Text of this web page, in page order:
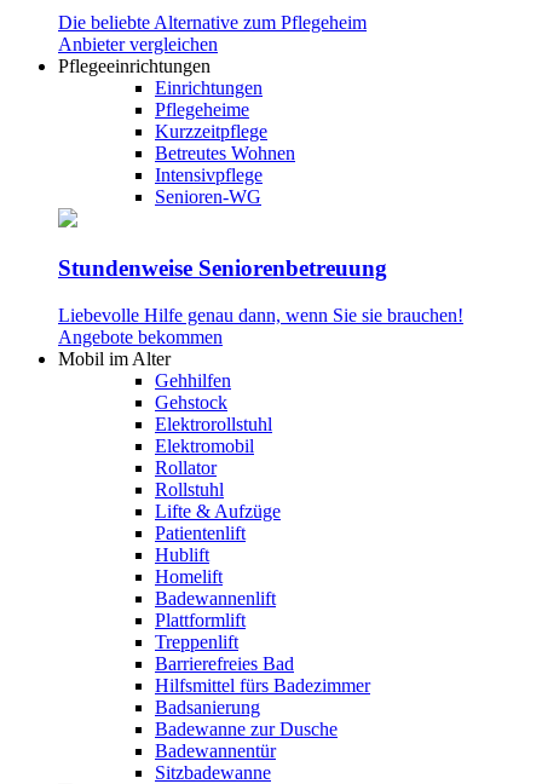
Die beliebte Alternative zum Pflegeheim
Anbieter vergleichen
Pflegeeinrichtungen
Einrichtungen
Pflegeheime
Kurzzeitpflege
Betreutes Wohnen
Intensivpflege
Senioren-WG
Stundenweise Seniorenbetreuung
Liebevolle Hilfe genau dann, wenn Sie sie brauchen!
Angebote bekommen
Mobil im Alter
Gehhilfen
Gehstock
Elektrorollstuhl
Elektromobil
Rollator
Rollstuhl
Lifte & Aufzüge
Patientenlift
Hublift
Homelift
Badewannenlift
Plattformlift
Treppenlift
Barrierefreies Bad
Hilfsmittel fürs Badezimmer
Badsanierung
Badewanne zur Dusche
Badewannentür
Sitzbadewanne